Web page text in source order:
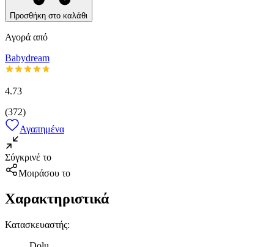
Προσθήκη στο καλάθι
Αγορά από
Babydream
4.73
(372)
Αγαπημένα
Σύγκρινέ το
Μοιράσου το
Χαρακτηριστικά
Κατασκευαστής: